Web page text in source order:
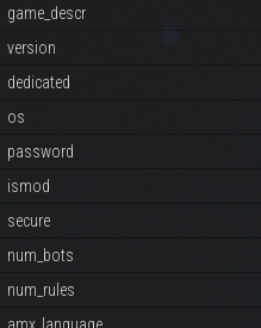
game_descr
version
dedicated
os
password
ismod
secure
num_bots
num_rules